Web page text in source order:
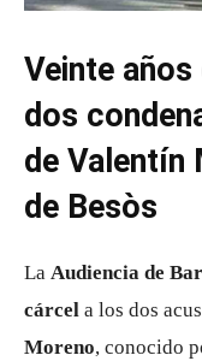
Veinte
dos
de Valentín
de Besòs
La Audiencia de
cárcel a los dos
Moreno, conocido